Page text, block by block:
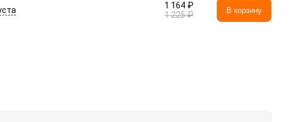
1 164 ₽
1 225 ₽
В корзину